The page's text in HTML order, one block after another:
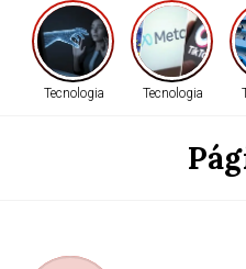
Tecnologia Tecnologia